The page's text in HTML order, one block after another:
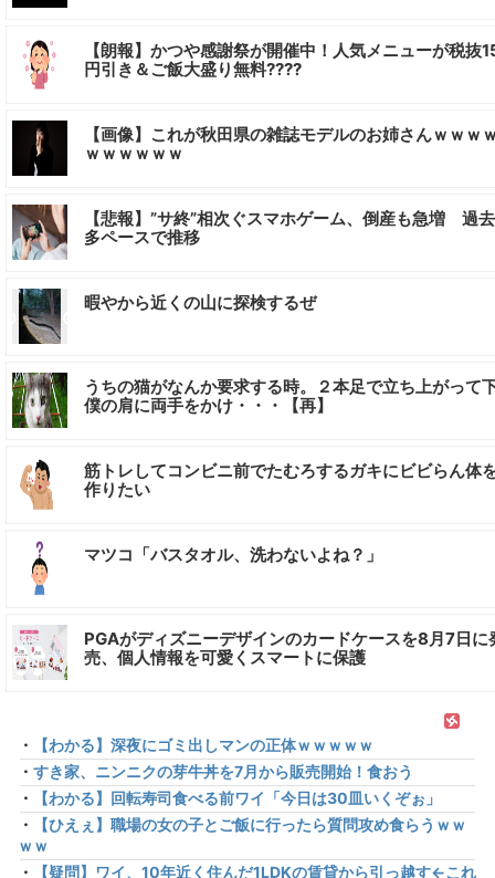
【朗報】かつや感謝祭が開催中！人気メニューが税抜
円引き＆ご飯大盛り無料????
【画像】これが秋田県の雑誌モデルのお姉さんｗｗｗ
ｗｗｗｗｗｗ
【悲報】”サ終”相次ぐスマホゲーム、倒産も急増 過
多ペースで推移
暇やから近くの山に探検するぜ
うちの猫がなんか要求する時。２本足で立ち上がって
僕の肩に両手をかけ・・・【再】
筋トレしてコンビニ前でたむろするガキにビビらん体
作りたい
マツコ「バスタオル、洗わないよね？」
PGAがディズニーデザインのカードケースを8月7日に
売、個人情報を可愛くスマートに保護
・
【わかる】深夜にゴミ出しマンの正体ｗｗｗｗｗ
・ すき家、ニンニクの芽牛丼を7月から販売開始！食おう
・
【わかる】回転寿司食べる前ワイ「今日は30皿いくぞぉ」
・
【ひえぇ】職場の女の子とご飯に行ったら質問攻め食らうｗｗ
ｗｗ
・
【疑問】ワイ、10年近く住んだ1LDKの賃貸から引っ越す←これ